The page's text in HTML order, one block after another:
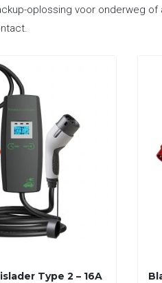
oplossing voor onderweg
Type 2 – 16A